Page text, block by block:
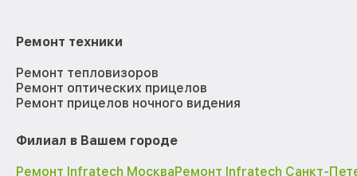
Ремонт техники
Ремонт тепловизоров
Ремонт оптических прицелов
Ремонт прицелов ночного видения
Филиал в Вашем городе
Ремонт Infratech МоскваРемонт Infratech Санкт-